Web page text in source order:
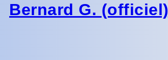
Bernard G. (officiel)